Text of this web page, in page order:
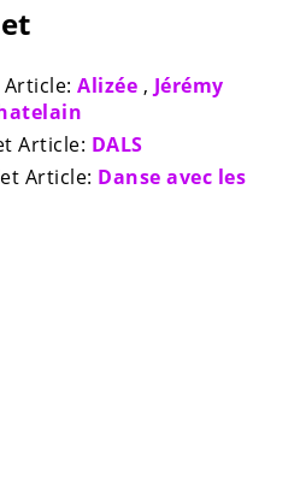
Article: Alizée , Jérémy
Article: DALS
Article: Danse avec les